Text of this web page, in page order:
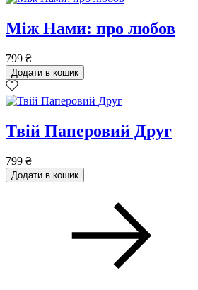
Між Нами: про любов
799 ₴
Додати в кошик
Твій Паперовий Друг
799 ₴
Додати в кошик